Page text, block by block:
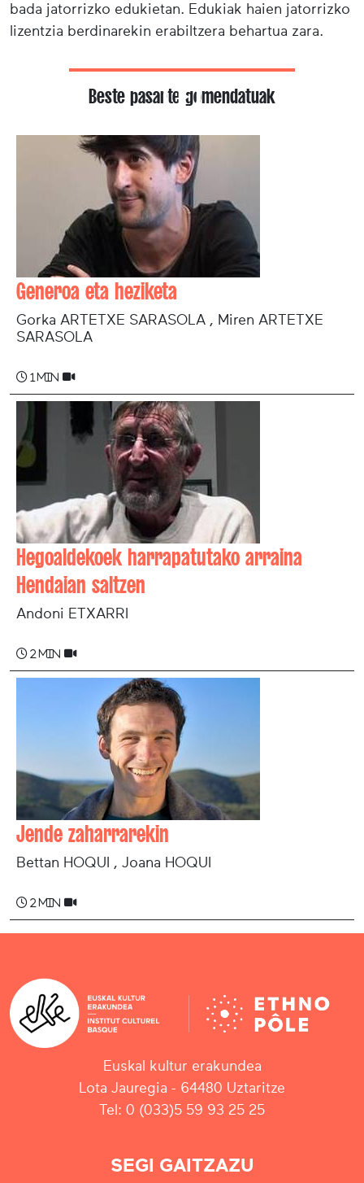
bada jatorrizko edukietan. Edukiak haien jatorrizko
lizentzia berdinarekin erabiltzera behartua zara.
Beste pasarte gomendatuak
Generoa eta heziketa
Gorka ARTETXE SARASOLA , Miren ARTETXE
SARASOLA
1 min
Hegoaldekoek harrapatutako arraina
Hendaian saltzen
Andoni ETXARRI
2 min
Jende zaharrarekin
Bettan HOQUI , Joana HOQUI
2 min
Euskal kultur erakundea
Lota Jauregia - 64480 Uztaritze
Tel: 0 (033)5 59 93 25 25
SEGI GAITZAZU